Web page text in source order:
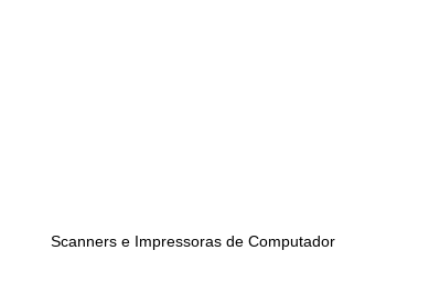
Scanners e Impressoras de Computador